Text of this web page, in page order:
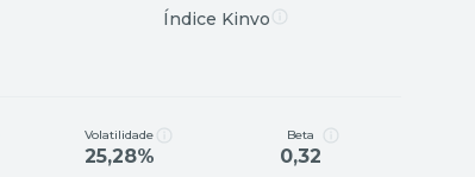
Índice Kinvo
Volatilidade
25,28%
Beta
0,32